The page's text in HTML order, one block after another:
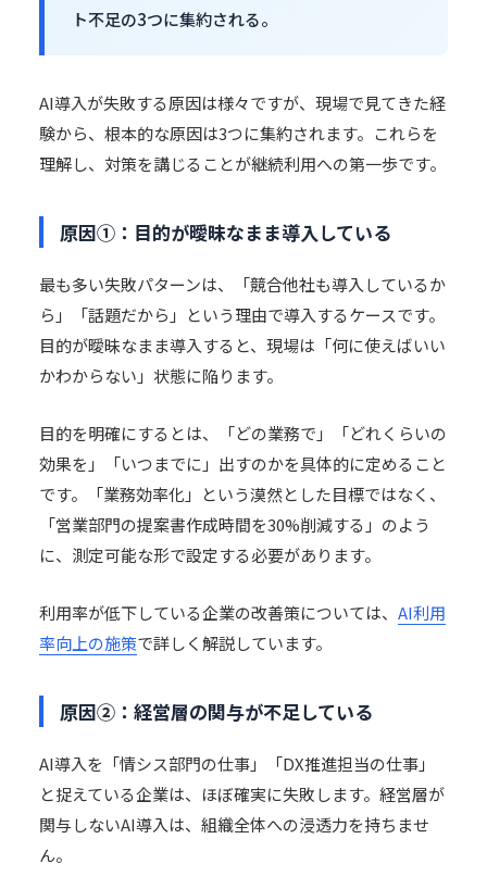
ト不足の3つに集約される。
AI導入が失敗する原因は様々ですが、現場で見てきた経
験から、根本的な原因は3つに集約されます。これらを
理解し、対策を講じることが継続利用への第一歩です。
原因①：目的が曖昧なまま導入している
最も多い失敗パターンは、「競合他社も導入しているか
ら」「話題だから」という理由で導入するケースです。
目的が曖昧なまま導入すると、現場は「何に使えばいい
かわからない」状態に陥ります。
目的を明確にするとは、「どの業務で」「どれくらいの
効果を」「いつまでに」出すのかを具体的に定めること
です。「業務効率化」という漠然とした目標ではなく、
「営業部門の提案書作成時間を30%削減する」のよう
に、測定可能な形で設定する必要があります。
利用率が低下している企業の改善策については、 AI利用
率向上の施策で詳しく解説しています。
原因②：経営層の関与が不足している
AI導入を「情シス部門の仕事」「DX推進担当の仕事」
と捉えている企業は、ほぼ確実に失敗します。経営層が
関与しないAI導入は、組織全体への浸透力を持ちませ
ん。